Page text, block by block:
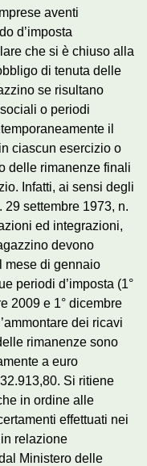
aventi
d’imposta
che si è chiuso alla
di tenuta delle
se risultano
o periodi
il
ciascun esercizio o
delle rimanenze finali
Infatti, ai sensi degli
29 settembre 1973, n.
ed integrazioni,
devono
mese di gennaio
periodi d’imposta (1°
2009 e 1° dicembre
dei ricavi
rimanenze sono
a euro
Si ritiene
in ordine alle
effettuati nei
relazione
Ministero delle